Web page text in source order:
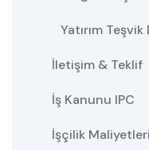
Yatırım Teşvik
İletişim & Teklif
İş Kanunu IPC
İşçilik Maliyetleri